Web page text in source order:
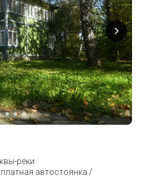
реки
автостоянка /